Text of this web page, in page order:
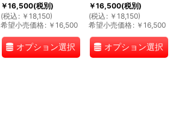
￥16,500(税別)
(税込 : ￥ 18,150)
希望小売価格: ￥ 16,500
オプション選択
￥16,500(税別)
(税込 : ￥ 18,150)
希望小売価格: ￥ 16,500
オプション選択